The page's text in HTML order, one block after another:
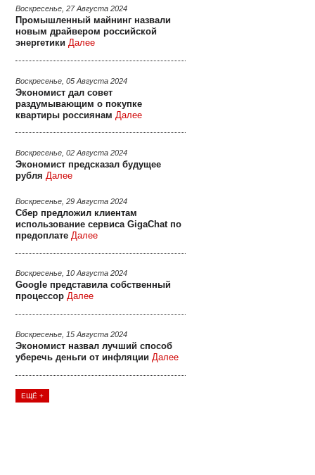
Воскресенье, 27 Августа 2024
Промышленный майнинг назвали
новым драйвером российской
энергетики Далее
Воскресенье, 05 Августа 2024
Экономист дал совет
раздумывающим о покупке
квартиры россиянам Далее
Воскресенье, 02 Августа 2024
Экономист предсказал будущее
рубля Далее
Воскресенье, 29 Августа 2024
Сбер предложил клиентам
использование сервиса GigaChat по
предоплате Далее
Воскресенье, 10 Августа 2024
Google представила собственный
процессор Далее
Воскресенье, 15 Августа 2024
Экономист назвал лучший способ
уберечь деньги от инфляции Далее
ЕЩЁ +